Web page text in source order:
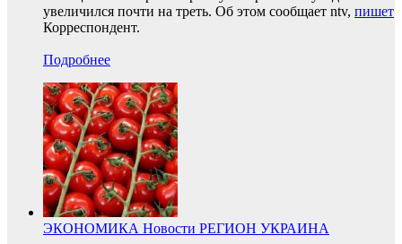
увеличился почти на треть. Об этом сообщает ntv, пишет
Корреспондент.
Подробнее
ЭКОНОМИКА Новости РЕГИОН УКРАИНА